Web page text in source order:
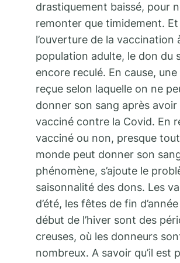
drastiquement baissé, pour
remonter que timidement.
l’ouverture de la vaccination
population adulte, le don du
encore reculé. En cause, une
reçue selon laquelle on ne
donner son sang après avoir
vacciné contre la Covid. En
vacciné ou non, presque
monde peut donner son
phénomène, s’ajoute le
saisonnalité des dons. Les
d’été, les fêtes de fin
début de l’hiver sont des
creuses, où les donneurs
nombreux. A savoir qu’il est